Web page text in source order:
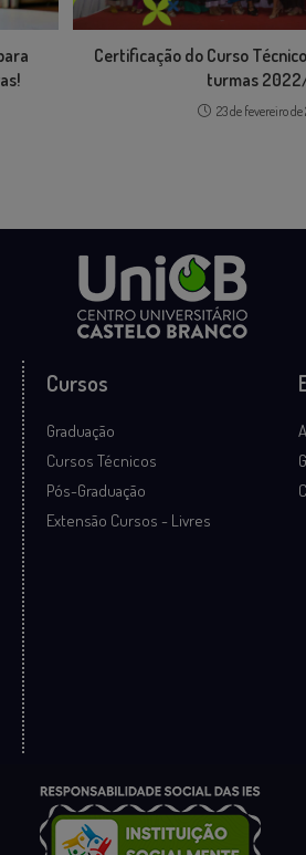
Certificação do Curso
turmas
23 de fevereiro de
Cursos
Graduação
Cursos Técnicos
Pós-Graduação
Extensão Cursos - Livres